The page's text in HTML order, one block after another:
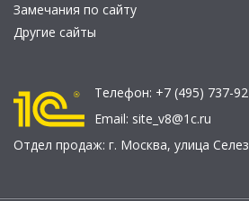
Замечания по сайту
Другие сайты
Телефон: +7 (495) 737-
Email: site_v8@1c.ru
Отдел продаж: г. Москва, улица